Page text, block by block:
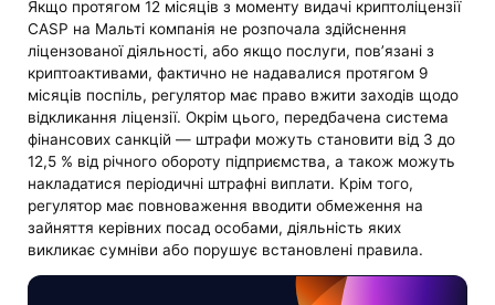
Якщо протягом 12 місяців з моменту видачі криптоліцензії
CASP на Мальті компанія не розпочала здійснення
ліцензованої діяльності, або якщо послуги, пов’язані з
криптоактивами, фактично не надавалися протягом 9
місяців поспіль, регулятор має право вжити заходів щодо
відкликання ліцензії. Окрім цього, передбачена система
фінансових санкцій — штрафи можуть становити від 3 до
12,5 % від річного обороту підприємства, а також можуть
накладатися періодичні штрафні виплати. Крім того,
регулятор має повноваження вводити обмеження на
зайняття керівних посад особами, діяльність яких
викликає сумніви або порушує встановлені правила.